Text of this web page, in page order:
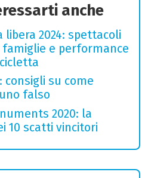
anche
libera 2024: spettacoli
e performance
consigli su come
falso
2020: la
10 scatti vincitori